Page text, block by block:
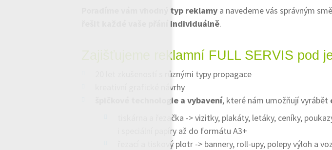
Poradíme vám vhodný typ reklamy a navedeme vás správným
řešit každé vaše přání individuálně.
Zajišťujeme reklamní FULL SERVIS pod
20 let zkušeností s různými typy propagace
kreativní grafické návrhy
špičkové technologie a vybavení, které nám umožňují vyrábět
tiskárna a řezačka -> vizitky, plakáty, letáky, ceníky,
i speciální papíry až do formátu A3+
řezací a tiskový plotr -> bannery, roll-upy, polepy výloh a